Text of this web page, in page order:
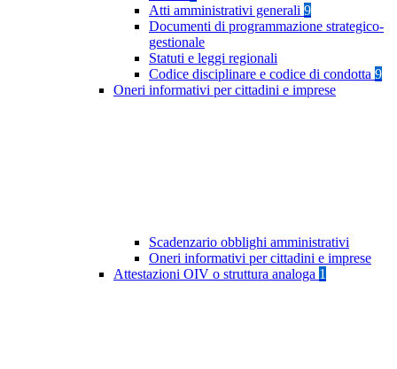
Atti amministrativi generali 9
Documenti di programmazione strategico-
gestionale
Statuti e leggi regionali
Codice disciplinare e codice di condotta 9
Oneri informativi per cittadini e imprese
Scadenzario obblighi amministrativi
Oneri informativi per cittadini e imprese
Attestazioni OIV o struttura analoga 1